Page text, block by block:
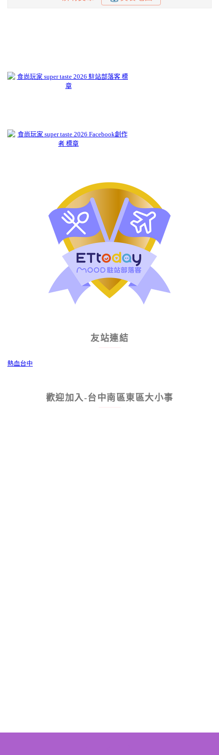
友站連結
熱血台中
歡迎加入-台中南區東區大小事